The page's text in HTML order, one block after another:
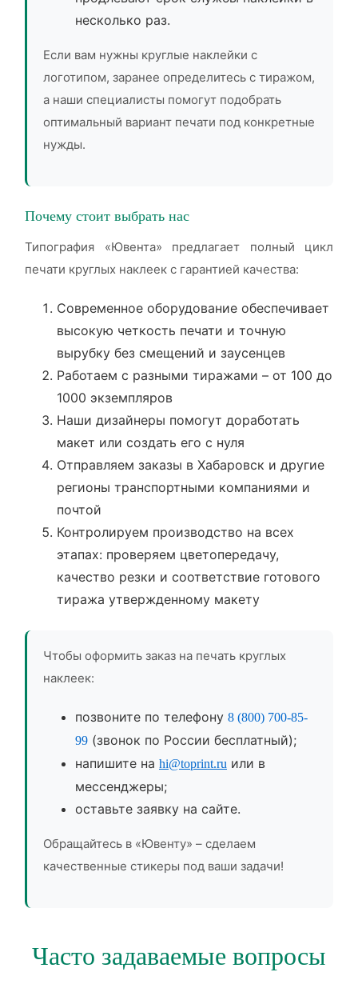
несколько раз.
Если вам нужны круглые наклейки с
логотипом, заранее определитесь с тиражом,
а наши специалисты помогут подобрать
оптимальный вариант печати под конкретные
нужды.
Почему стоит выбрать нас
Типография «Ювента» предлагает полный цикл
печати круглых наклеек с гарантией качества:
Современное оборудование обеспечивает
высокую четкость печати и точную
вырубку без смещений и заусенцев
Работаем с разными тиражами – от 100 до
1000 экземпляров
Наши дизайнеры помогут доработать
макет или создать его с нуля
Отправляем заказы в Хабаровск и другие
регионы транспортными компаниями и
почтой
Контролируем производство на всех
этапах: проверяем цветопередачу,
качество резки и соответствие готового
тиража утвержденному макету
Чтобы оформить заказ на печать круглых
наклеек:
позвоните по телефону 8 (800) 700-85-
99 (звонок по России бесплатный);
напишите на hi@toprint.ru или в
мессенджеры;
оставьте заявку на сайте.
Обращайтесь в «Ювенту» – сделаем
качественные стикеры под ваши задачи!
Часто задаваемые вопросы